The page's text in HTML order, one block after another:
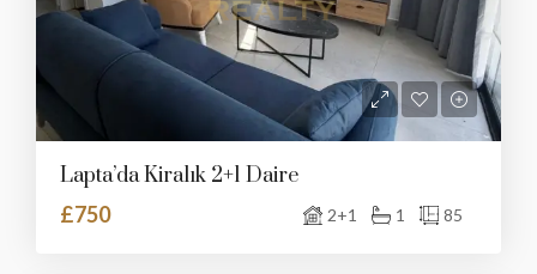
Lapta’da Kiralık 2+1 Daire
£750
2+1 1 85